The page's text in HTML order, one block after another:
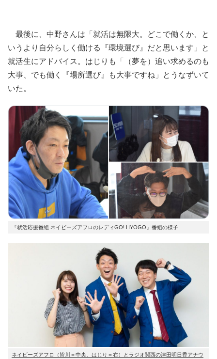
最後に、中野さんは「就活は無限大。どこで働くか、と
いうより自分らしく働ける『環境選び』だと思います」と
就活生にアドバイス。はじりも「（夢を）追い求めるのも
大事、でも働く『場所選び』も大事ですね」とうなずいて
いた。
『就活応援番組 ネイビーズアフロのレディGO! HYOGO』番組の様子
ネイビーズアフロ（皆川＝中央、はじり＝右）とラジオ関西の津田明日香アナウ